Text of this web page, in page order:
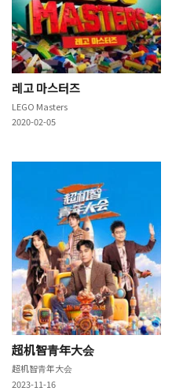
레고 마스터즈
LEGO Masters
2020-02-05
超机智青年大会
超机智青年大会
2023-11-16